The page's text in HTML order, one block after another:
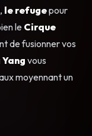
le refugepour
le Cirque
de fusionner vos
vous
moyennant un